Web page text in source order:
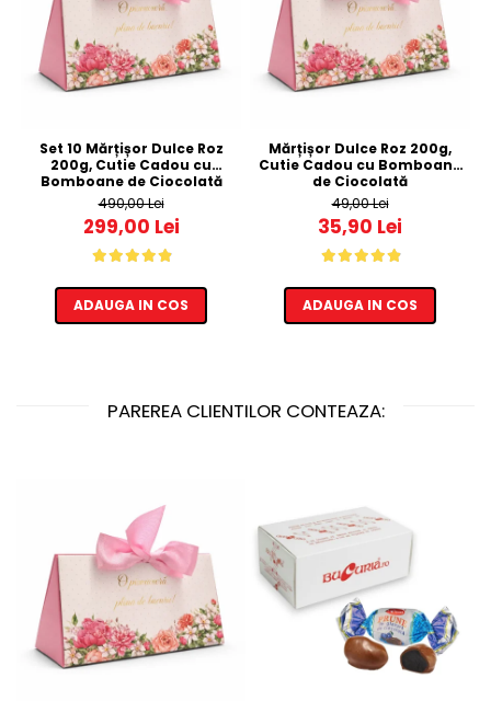
Set 10 Mărțișor Dulce Roz
200g, Cutie Cadou cu
Bomboane de Ciocolată
490,00 Lei
299,00 Lei
ADAUGA IN COS
Mărțișor Dulce Roz 200g,
Cutie Cadou cu Bomboane
de Ciocolată
49,00 Lei
35,90 Lei
ADAUGA IN COS
PAREREA CLIENTILOR CONTEAZA: